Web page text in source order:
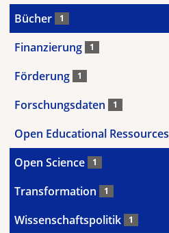
Bücher 1
Finanzierung 1
Förderung 1
Forschungsdaten 1
Open Educational Ressources
Open Science 1
Transformation 1
Wissenschaftspolitik 1